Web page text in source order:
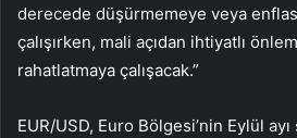
derecede düşürmemeye veya
çalışırken, mali açıdan ihtiyatlı
rahatlatmaya çalışacak.”
EUR/USD, Euro Bölgesi’nin Eylül